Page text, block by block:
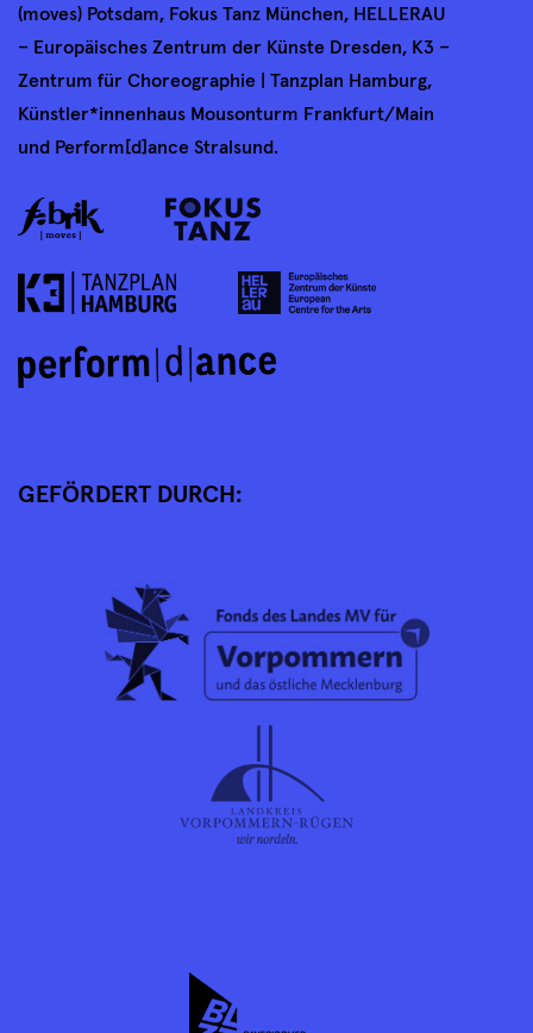
(moves) Potsdam, Fokus Tanz München, HELLERAU
– Europäisches Zentrum der Künste Dresden, K3 –
Zentrum für Choreographie | Tanzplan Hamburg,
Künstler*innenhaus Mousonturm Frankfurt/Main
und Perform[d]ance Stralsund.
GEFÖRDERT DURCH: